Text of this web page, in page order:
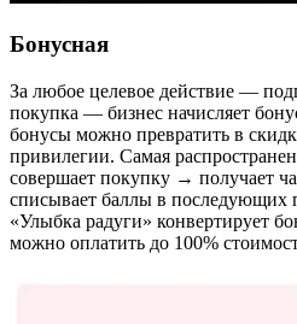
Бонусная
За любое целевое действие —
покупка — бизнес начисляет
бонусы можно превратить в
привилегии. Самая
совершает покупку → получает
списывает баллы в последующих
«Улыбка радуги» конвертирует
можно оплатить до 100%